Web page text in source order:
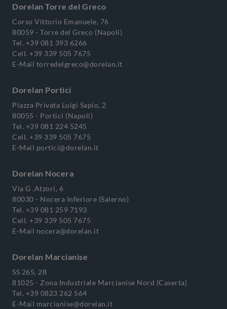
Dorelan Torre del Greco
Corso Vittorio Emanuele, 76
80059 - Torre del Greco (Napoli)
Tel. +39 081 393 6266
Cell. +39 339 505 7675
E-Mail torredelgreco@dorelan.it
Dorelan Portici
Piazza Privata Luigi Sapio, 2
80055 - Portici (Napoli)
Tel. +39 081 224 5245
Cell. +39 339 505 7675
E-Mail portici@dorelan.it
Dorelan Nocera
Via G .Atzori, 6
80030 - Nocera Inferiore (Salerno)
Tel. +39 081 259 7193
Cell. +39 339 505 7675
E-Mail nocera@dorelan.it
Dorelan Marcianise
SS 265, 28
81025 - Zona Industriale Marcianise Nord (Caserta)
Tel. +39 0823 262 564
E-Mail marcianise@dorelan.it